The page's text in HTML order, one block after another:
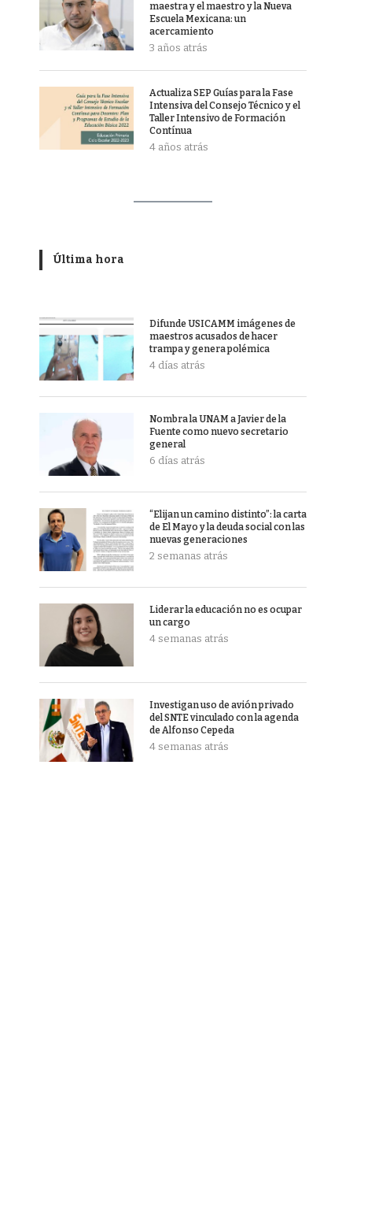
maestra y el maestro y la Nueva
Escuela Mexicana: un
acercamiento
3 años atrás
Actualiza SEP Guías para la Fase
Intensiva del Consejo Técnico y el
Taller Intensivo de Formación
Contínua
4 años atrás
Última hora
Difunde USICAMM imágenes de
maestros acusados de hacer
trampa y genera polémica
4 días atrás
Nombra la UNAM a Javier de la
Fuente como nuevo secretario
general
6 días atrás
“Elijan un camino distinto”: la carta
de El Mayo y la deuda social con las
nuevas generaciones
2 semanas atrás
Liderar la educación no es ocupar
un cargo
4 semanas atrás
Investigan uso de avión privado
del SNTE vinculado con la agenda
de Alfonso Cepeda
4 semanas atrás